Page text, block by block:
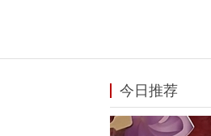
今日推荐